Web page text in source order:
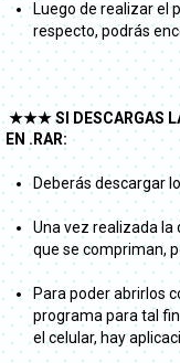
Luego de realizar el
respecto, podrás
★★★ SI DESCARGAS
EN .RAR:
Deberás descargar
Una vez realizada la
que se compriman,
Para poder abrirlos
programa para tal
el celular, hay